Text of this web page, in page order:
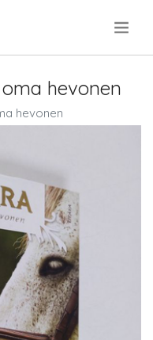
hevonen
hevonen